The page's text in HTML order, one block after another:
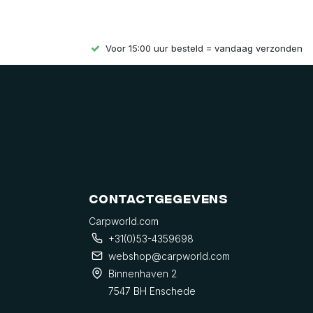
Voor 15:00 uur besteld = vandaag verzonden
Contactgegevens
Carpworld.com
+31(0)53-4359698
webshop@carpworld.com
Binnenhaven 2
7547 BH Enschede